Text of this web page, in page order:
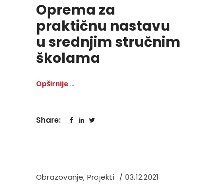
Oprema za
praktičnu nastavu
u srednjim stručnim
školama
Opširnije
Share:
Obrazovanje, Projekti 03.12.2021